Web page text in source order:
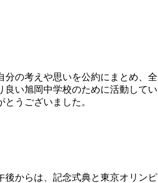
の考えや思いを公約にまとめ、全
い旭岡中学校のために活動してい
うございました。
後からは、記念式典と東京オリンピ